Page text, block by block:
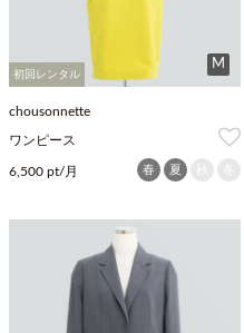
初回レンタル
M
chousonnette
ワンピース
6,500 pt/月 春 夏